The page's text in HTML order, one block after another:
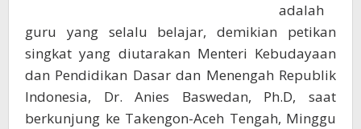
adalah
guru yang selalu belajar, demikian petikan
singkat yang diutarakan Menteri Kebudayaan
dan Pendidikan Dasar dan Menengah Republik
Indonesia, Dr. Anies Baswedan, Ph.D, saat
berkunjung ke Takengon-Aceh Tengah, Minggu